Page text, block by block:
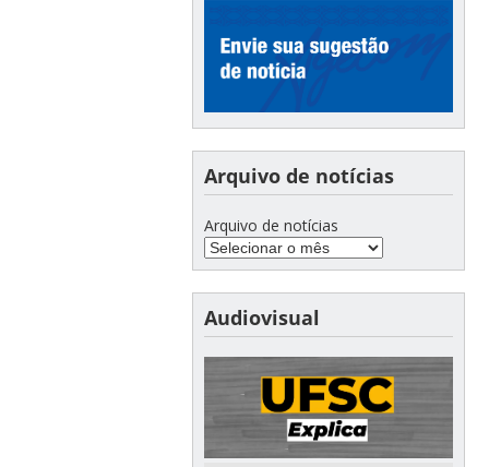
Arquivo de notícias
Arquivo de notícias
Audiovisual